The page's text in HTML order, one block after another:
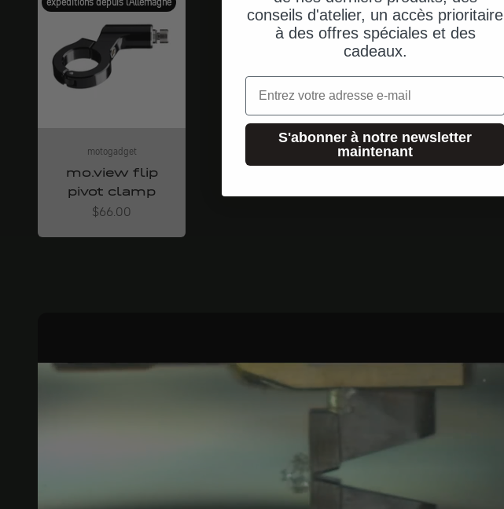
motogadget
mo.view flip
pivot clamp
Angebot
$66.00
conseils d'atelier, un accès prioritaire
à des offres spéciales et des
cadeaux.
Email
S'abonner à notre newsletter
maintenant